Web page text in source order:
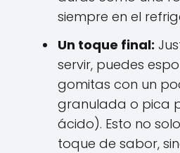
siempre en el
Un toque final:
servir, puedes
gomitas con un
granulada o pica
ácido). Esto no
toque de sabor,